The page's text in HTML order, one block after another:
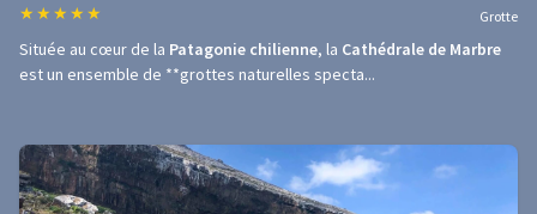
★ ★ ★ ★ ★ Grotte
Située au cœur de la Patagonie chilienne, la Cathédrale de Marbre
est un ensemble de **grottes naturelles specta...